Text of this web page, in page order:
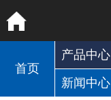
首页
产品中心
新闻中心